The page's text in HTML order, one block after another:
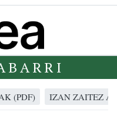
(PDF) IZAN ZAITEZ